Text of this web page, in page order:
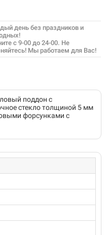
день без праздников и
с 9-00 до 24-00. Не
Мы работаем для Вас!
поддон с
стекло толщиной 5 мм
форсунками с